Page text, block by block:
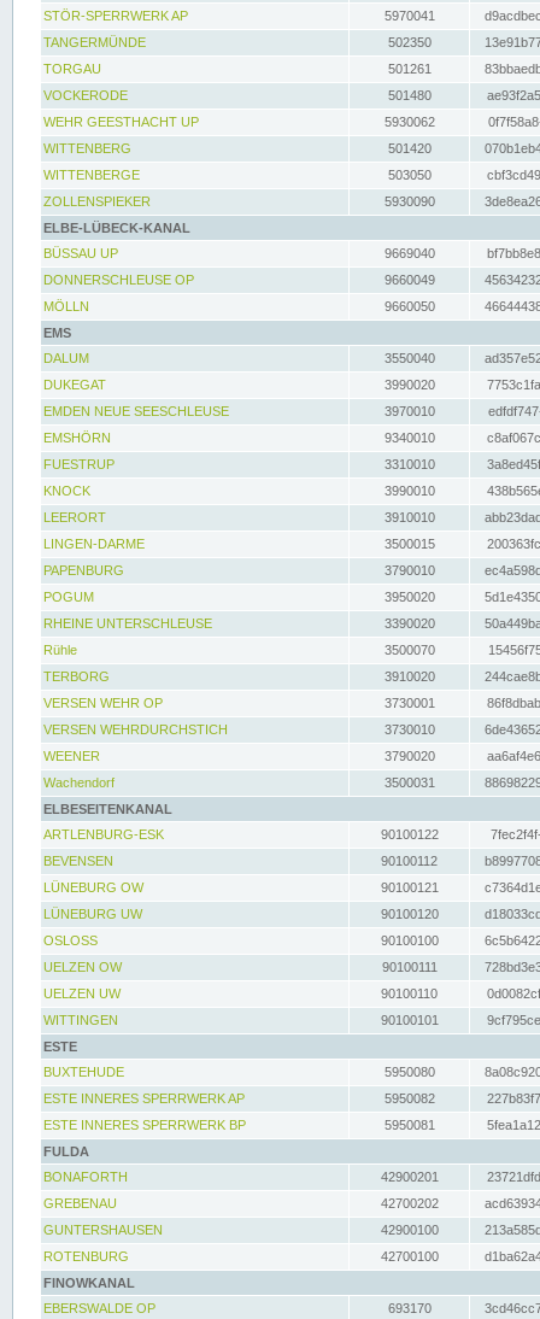
STÖR-SPERRWERK AP 5970041
TANGERMÜNDE
502350
TORGAU
501261
VOCKERODE
501480
WEHR GEESTHACHT UP
5930062
WITTENBERG
501420
WITTENBERGE
503050
ZOLLENSPIEKER
5930090
ELBE-LÜBECK-KANAL
BÜSSAU UP
9669040
DONNERSCHLEUSE OP
9660049
MÖLLN
9660050
EMS
DALUM
3550040
DUKEGAT
3990020
EMDEN NEUE SEESCHLEUSE
3970010
EMSHÖRN
9340010
FUESTRUP
3310010
KNOCK
3990010
LEERORT
3910010
LINGEN-DARME
3500015
PAPENBURG
3790010
POGUM
3950020
RHEINE UNTERSCHLEUSE
3390020
Rühle
3500070
TERBORG
3910020
VERSEN WEHR OP
3730001
VERSEN WEHRDURCHSTICH
3730010
WEENER
3790020
Wachendorf
3500031
ELBESEITENKANAL
ARTLENBURG-ESK
90100122
BEVENSEN
90100112
LÜNEBURG OW
90100121
LÜNEBURG UW
90100120
OSLOSS
90100100
UELZEN OW
90100111
UELZEN UW
90100110
WITTINGEN
90100101
ESTE
BUXTEHUDE
5950080
ESTE INNERES SPERRWERK AP
5950082
ESTE INNERES SPERRWERK BP
5950081
FULDA
BONAFORTH
42900201
GREBENAU
42700202
GUNTERSHAUSEN
42900100
ROTENBURG
42700100
FINOWKANAL
EBERSWALDE OP
693170